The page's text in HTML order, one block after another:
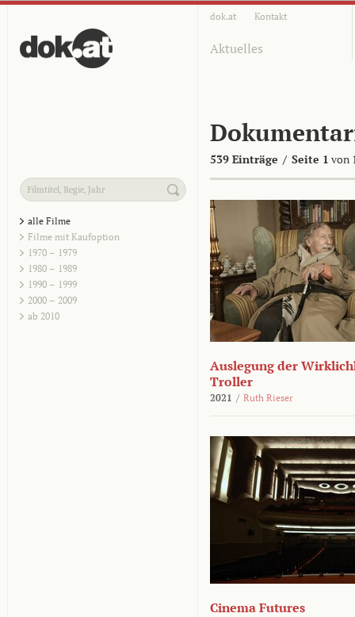
dok.at Kontakt
Aktuelles
539 Einträge / Seite 1 von
alle Filme
Filme mit Kaufoption
1970 – 1979
1980 – 1989
1990 – 1999
2000 – 2009
ab 2010
Auslegung der
Troller
2021 / Ruth Rieser
Cinema Futures